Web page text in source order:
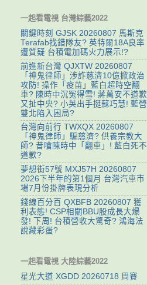
一起看電視 台灣綜藝2022
關鍵時刻 GJSK 20260807 馬斯克
Terafab找錯隊友? 英特爾18A良率
遭質疑 台積電加碼火力展示!?
前進新台灣 QJXTW 20260807
「神鬼律師」涉詐慈濟10億掀政治
攻防! 操作「疫苗」藍白超時空翻
車? 陳時中沉冤得雪! 蔣萬安不道歉
又扯中央? 小英出手挺蘇巧慧! 藍營
雙北陷入困局?
台灣向前行 TWXQX 20260807
「神鬼律師」騙慈濟? 供養宗教大
師? 昔嗆陳時中「翻車」! 藍白死不
道歉?
夢想街57號 MXJ57H 20260807
2026下半年的第1個月 台灣汽車市
場7月份掛牌表現分析
錢線百分百 QXBFB 20260807 獲
利表態! CSP相關BBU股成長大爆
發! 下周! 台積營收大驚奇? 鴻海法
說藏彩蛋?
一起看電視 大陸綜藝2022
星光大道 XGDD 20260718 周賽